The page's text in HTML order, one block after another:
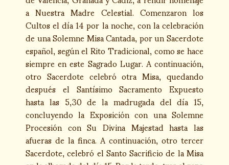
a Nuestra Madre Celestial. Comenzaron los
Cultos el día 14 por la noche, con la celebración
de una Solemne Misa Cantada, por un Sacerdote
español, según el Rito Tradicional, como se hace
siempre en este Sagrado Lugar. A continuación,
otro Sacerdote celebró otra Misa, quedando
después el Santísimo Sacramento Expuesto
hasta las 5,30 de la madrugada del día 15,
concluyendo la Exposición con una Solemne
Procesión con Su Divina Majestad hasta las
afueras de la finca. A continuación, otro tercer
Sacerdote, celebró el Santo Sacrificio de la Misa